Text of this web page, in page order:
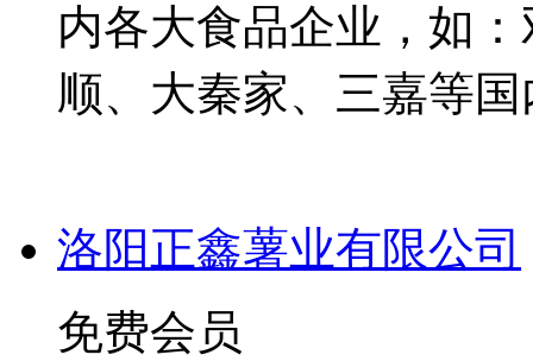
内各大食品企业，如
顺、大秦家、三嘉等
洛阳正鑫薯业有限公司
免费会员